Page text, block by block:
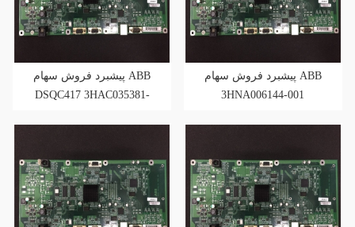
پیشبرد فروش سهام ABB
DSQC417 3HAC035381-
پیشبرد فروش سهام ABB
3HNA006144-001